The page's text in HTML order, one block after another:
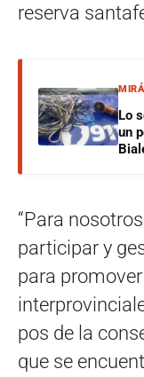
reserva
Lo
un
“Para
participar y
para
pos de la
que se